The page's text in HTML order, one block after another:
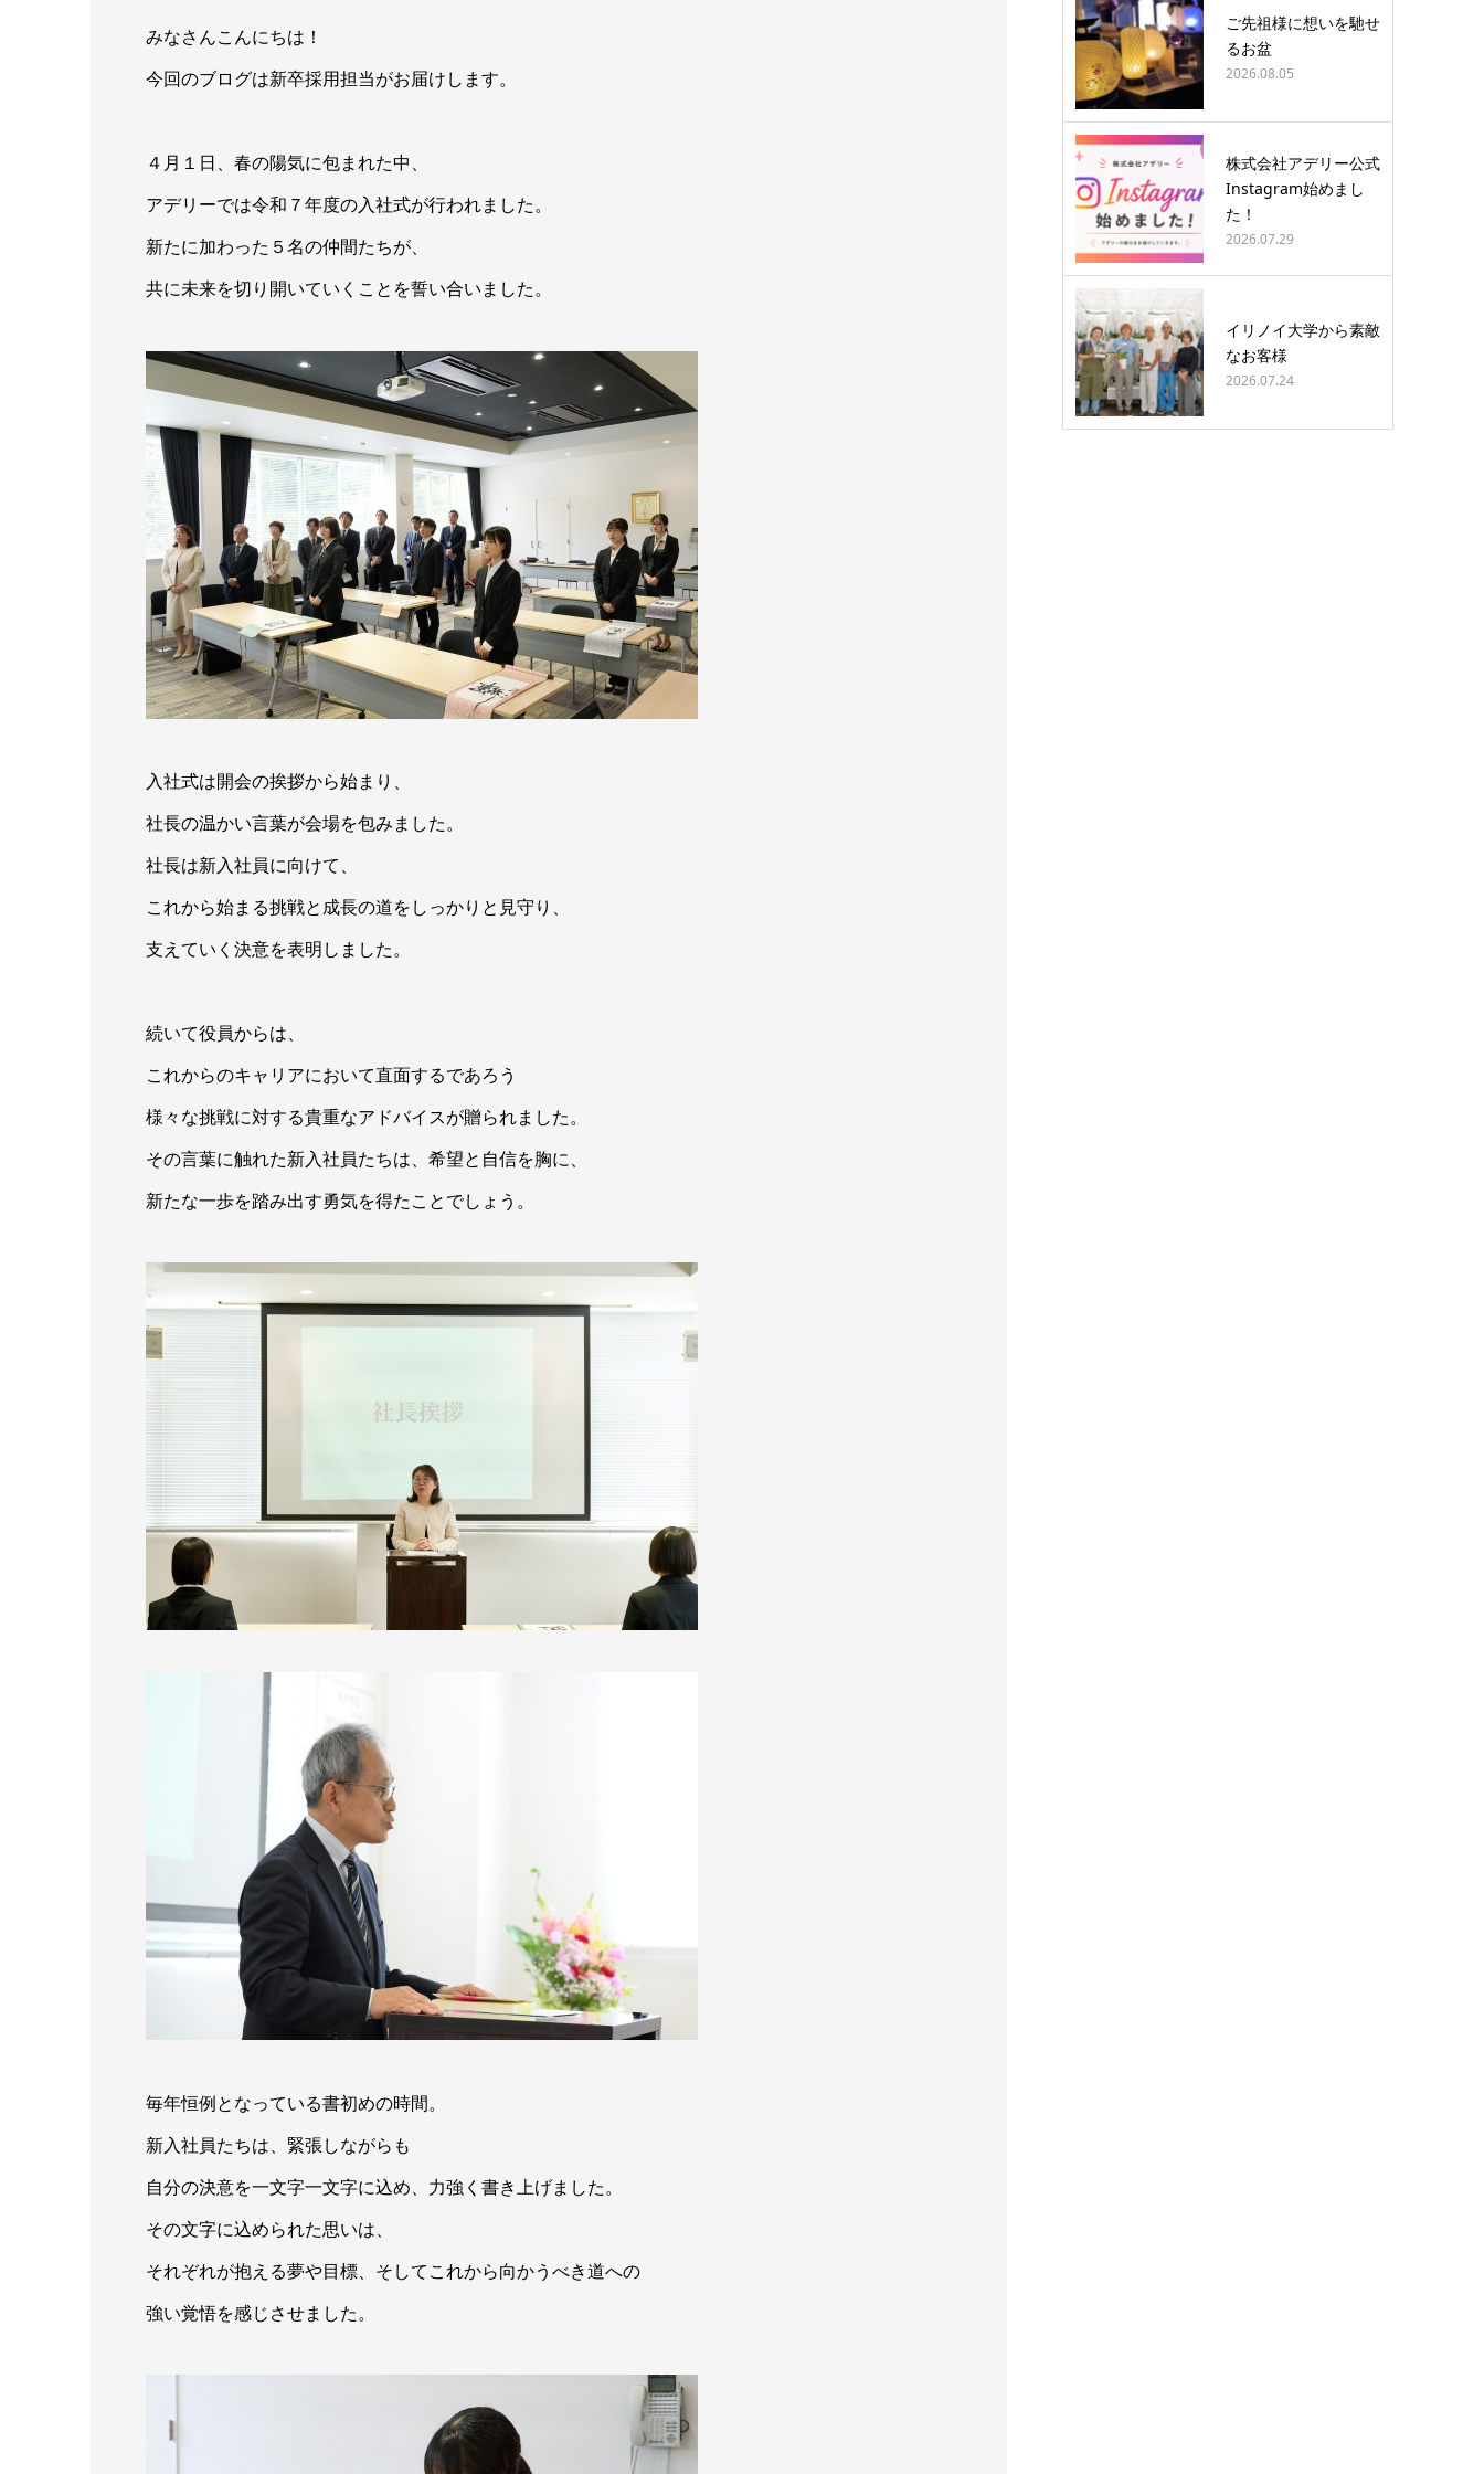
みなさんこんにちは！
今回のブログは新卒採用担当がお届けします。
４月１日、春の陽気に包まれた中、
アデリーでは令和７年度の入社式が行われました。
新たに加わった５名の仲間たちが、
共に未来を切り開いていくことを誓い合いました。
入社式は開会の挨拶から始まり、
社長の温かい言葉が会場を包みました。
社長は新入社員に向けて、
これから始まる挑戦と成長の道をしっかりと見守り、
支えていく決意を表明しました。
続いて役員からは、
これからのキャリアにおいて直面するであろう
様々な挑戦に対する貴重なアドバイスが贈られました。
その言葉に触れた新入社員たちは、希望と自信を胸に、
新たな一歩を踏み出す勇気を得たことでしょう。
毎年恒例となっている書初めの時間。
新入社員たちは、緊張しながらも
自分の決意を一文字一文字に込め、力強く書き上げました。
その文字に込められた思いは、
それぞれが抱える夢や目標、そしてこれから向かうべき道への
強い覚悟を感じさせました。
ご先祖様に想いを馳せ
るお盆
2026.08.05
株式会社アデリー公式
Instagram始めまし
た！
2026.07.29
イリノイ大学から素敵
なお客様
2026.07.24